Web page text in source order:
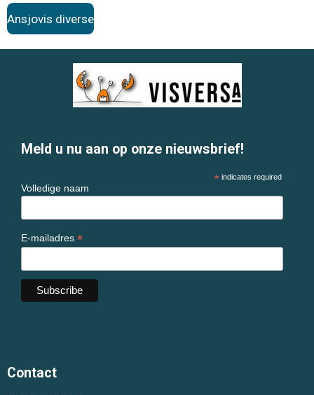
Ansjovis diverse
Meld u nu aan op onze nieuwsbrief!
* indicates required
Volledige naam
E-mailadres *
Contact